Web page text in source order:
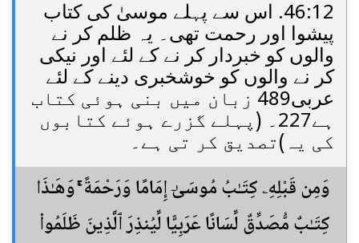
46:12. اس سے پہلے موسیٰ کی کتاب
پیشوا اور رحمت تھی۔ یہ ظلم کر نے
والوں کو خبردار کر نے کے لئے اور نیکی
کر نے والوں کو خوشخبری دینے کے لئے
عربی489 زبان میں بنی ہوئی کتاب
ہے227۔ (پہلے گزرے ہوئے کتابوں
کی یہ)تصدیق کر تی ہے۔
وَمِن قَبْلِهِۦ كِتَـٰبُ مُوسَىٰٓ إِمَامًا وَرَحْمَةً ۚ وَهَـٰذَا
كِتَـٰبٌ مُّصَدِّقٌ لِّسَانًا عَرَبِيًّا لِّيُنذِرَ ٱلَّذِينَ ظَلَمُوا۟